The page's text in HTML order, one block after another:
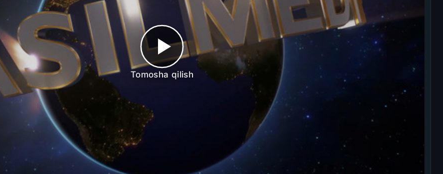
Tomosha qilish